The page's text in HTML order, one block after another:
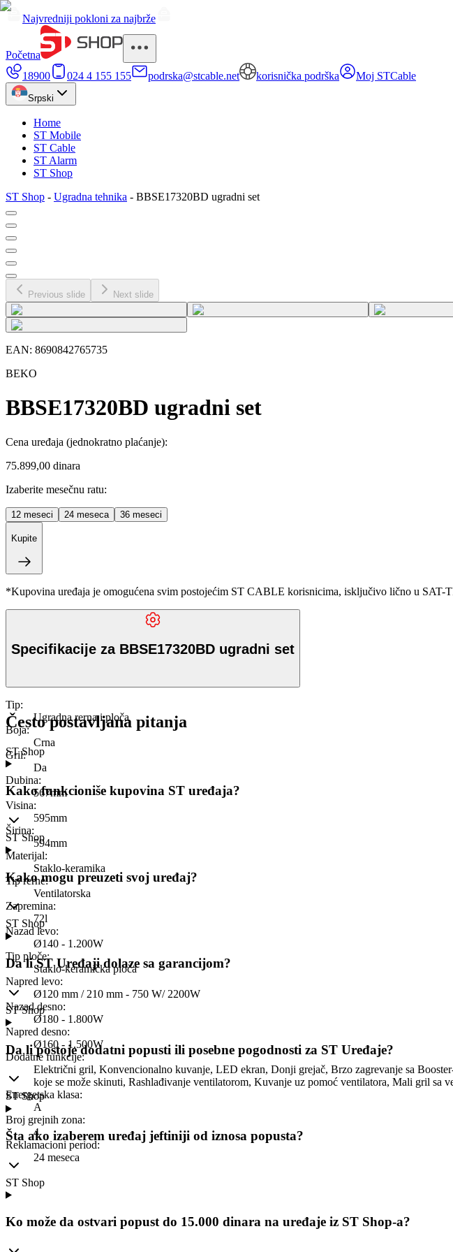
Najvredniji pokloni za najbrže
Početna
18900
024 4 155 155 podrska@stcable.net korisnička podrška Moj STCable
Srpski
Home
ST Mobile
ST Cable
ST Alarm
ST Shop
ST Shop - Ugradna tehnika - BBSE17320BD ugradni set
Previous slide Next slide
EAN: 8690842765735
BEKO
BBSE17320BD ugradni set
Cena uređaja (jednokratno plaćanje):
75.899,00 dinara
Izaberite mesečnu ratu:
12 meseci 24 meseca 36 meseci
Kupite
*Kupovina uređaja je omogućena svim postojećim ST CABLE korisnicima, isključivo lično u
Specifikacije za BBSE17320BD ugradni set
Tip:
Ugradna rerna i ploča
Boja:
Crna
Gril:
Da
Dubina:
567mm
Visina:
595mm
Širina:
594mm
Materijal:
Staklo-keramika
Tip rerne:
Ventilatorska
Zapremina:
72l
Nazad levo:
Ø140 - 1.200W
Tip ploče:
Staklo-keramička ploča
Napred levo:
Ø120 mm / 210 mm - 750 W/ 2200W
Nazad desno:
Ø180 - 1.800W
Napred desno:
Ø160 - 1.500W
Dodatne funkcije:
Električni gril, Konvencionalno kuvanje, LED ekran, Donji grejač, Brzo zagrevanje sa
koje se može skinuti, Rashlađivanje ventilatorom, Kuvanje uz pomoć ventilatora, Mali gril sa
Energetska klasa:
A
Broj grejnih zona:
4
Reklamacioni period:
24 meseca
Često postavljana pitanja
ST Shop
Kako funkcioniše kupovina ST uređaja?
ST Shop
Kako mogu preuzeti svoj uređaj?
ST Shop
Da li ST Uređaji dolaze sa garancijom?
ST Shop
Da li postoje dodatni popusti ili posebne pogodnosti za ST Uređaje?
ST Shop
Šta ako izaberem uređaj jeftiniji od iznosa popusta?
ST Shop
Ko može da ostvari popust do 15.000 dinara na uređaje iz ST Shop-a?